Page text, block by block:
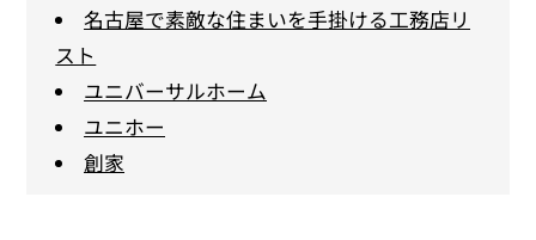
名古屋で素敵な住まいを手掛ける工務店リ
スト
ユニバーサルホーム
ユニホー
創家